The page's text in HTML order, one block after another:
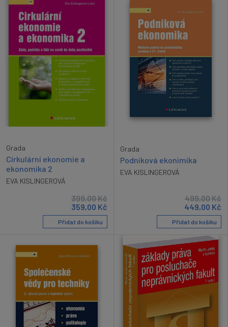
Grada
Cirkulární ekonomie a
ekonomika 2
EVA KISLINGEROVÁ
399,00Kč
359,00 Kč
Přidat do košíku
Grada
Podniková ekonimika
EVA KISLINGEROVÁ
499,00Kč
449,00 Kč
Přidat do košíku